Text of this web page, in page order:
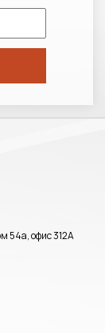
54а, офис 312А